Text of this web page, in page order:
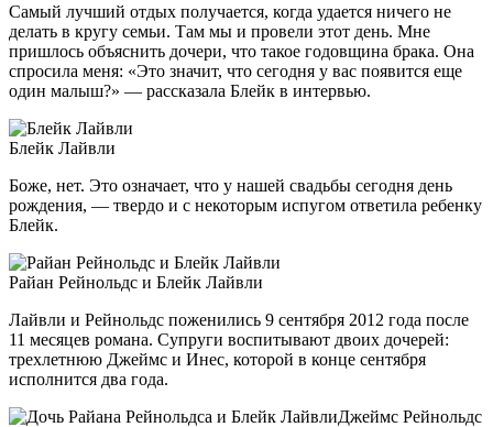
Самый лучший отдых получается, когда удается ничего не
делать в кругу семьи. Там мы и провели этот день. Мне
пришлось объяснить дочери, что такое годовщина брака. Она
спросила меня: «Это значит, что сегодня у вас появится еще
один малыш?» — рассказала Блейк в интервью.
Блейк Лайвли
Боже, нет. Это означает, что у нашей свадьбы сегодня день
рождения, — твердо и с некоторым испугом ответила ребенку
Блейк.
Райан Рейнольдс и Блейк Лайвли
Лайвли и Рейнольдс поженились 9 сентября 2012 года после
11 месяцев романа. Супруги воспитывают двоих дочерей:
трехлетнюю Джеймс и Инес, которой в конце сентября
исполнится два года.
Джеймс Рейнольдс